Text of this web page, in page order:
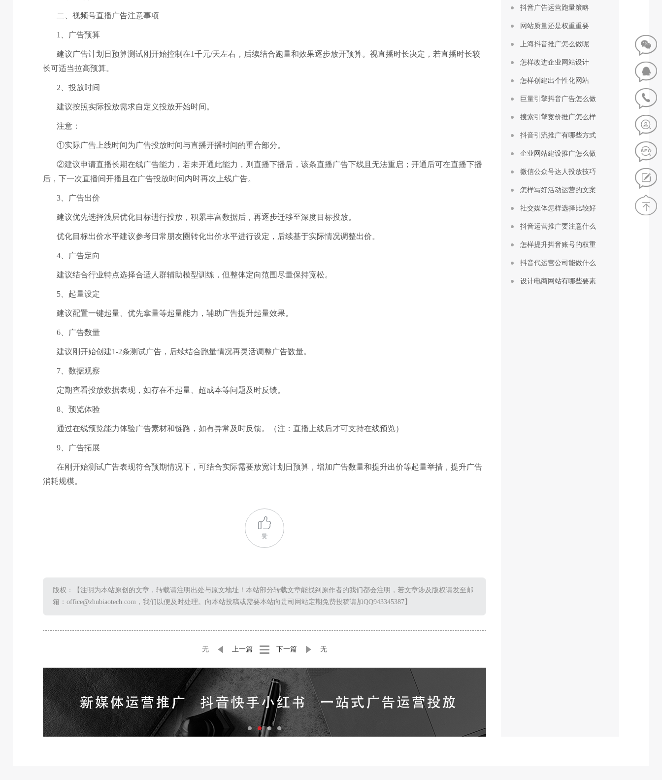
二、视频号直播广告注意事项
1、广告预算
建议广告计划日预算测试刚开始控制在1千元/天左右，后续结合跑量和效果逐步放开预算。视直播时长决定，若直播时长较
长可适当拉高预算。
2、投放时间
建议按照实际投放需求自定义投放开始时间。
注意：
①实际广告上线时间为广告投放时间与直播开播时间的重合部分。
②建议申请直播长期在线广告能力，若未开通此能力，则直播下播后，该条直播广告下线且无法重启；开通后可在直播下播
后，下一次直播间开播且在广告投放时间内时再次上线广告。
3、广告出价
建议优先选择浅层优化目标进行投放，积累丰富数据后，再逐步迁移至深度目标投放。
优化目标出价水平建议参考日常朋友圈转化出价水平进行设定，后续基于实际情况调整出价。
4、广告定向
建议结合行业特点选择合适人群辅助模型训练，但整体定向范围尽量保持宽松。
5、起量设定
建议配置一键起量、优先拿量等起量能力，辅助广告提升起量效果。
6、广告数量
建议刚开始创建1-2条测试广告，后续结合跑量情况再灵活调整广告数量。
7、数据观察
定期查看投放数据表现，如存在不起量、超成本等问题及时反馈。
8、预览体验
通过在线预览能力体验广告素材和链路，如有异常及时反馈。（注：直播上线后才可支持在线预览）
9、广告拓展
在刚开始测试广告表现符合预期情况下，可结合实际需要放宽计划日预算，增加广告数量和提升出价等起量举措，提升广告
消耗规模。
赞
版权：【注明为本站原创的文章，转载请注明出处与原文地址！本站部分转载文章能找到原作者的我们都会注明，若文章涉及版权请发至邮
箱：office@zhubiaotech.com，我们以便及时处理。向本站投稿或需要本站向贵司网站定期免费投稿请加QQ943345387】
上一篇
无 下一篇 无
抖音广告运营跑量策略
网站质量还是权重重要
上海抖音推广怎么做呢
怎样改进企业网站设计
怎样创建出个性化网站
巨量引擎抖音广告怎么做
搜索引擎竞价推广怎么样
抖音引流推广有哪些方式
企业网站建设推广怎么做
微信公众号达人投放技巧
怎样写好活动运营的文案
社交媒体怎样选择比较好
抖音运营推广要注意什么
怎样提升抖音账号的权重
抖音代运营公司能做什么
设计电商网站有哪些要素